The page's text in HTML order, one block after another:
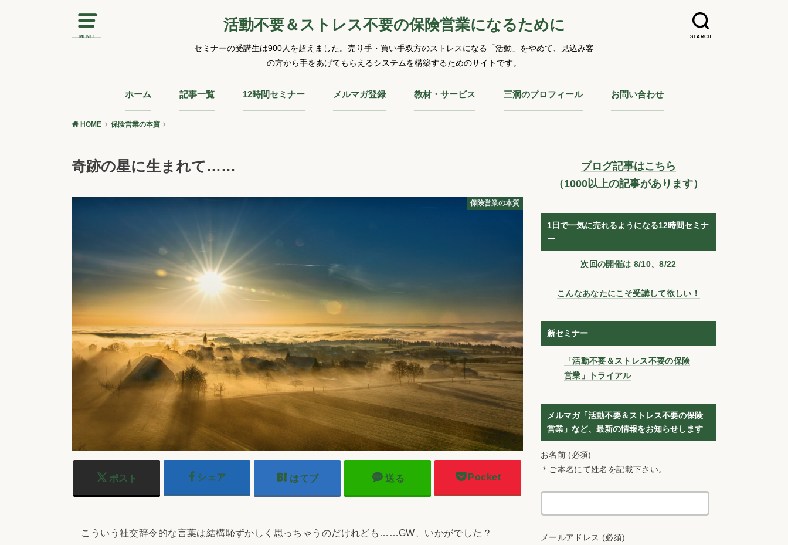
MENU SEARCH
活動不要＆ストレス不要の保険営業になるために
セミナーの受講生は900人を超えました。売り手・買い手双方のストレスになる「活動」をやめて、見込み客
の方から手をあげてもらえるシステムを構築するためのサイトです。
ホーム 記事一覧 12時間セミナー メルマガ登録 教材・サービス 三洞のプロフィール お問い合わせ
HOME 保険営業の本質
奇跡の星に生まれて……
保険営業の本質
ポスト シェア はてブ 送る Pocket
こういう社交辞令的な言葉は結構恥ずかしく思っちゃうのだけれども……GW、いかがでした？
ブログ記事はこちら
（1000以上の記事があります）
1日で一気に売れるようになる12時間セミナ
ー
次回の開催は 8/10、8/22
こんなあなたにこそ受講して欲しい！
新セミナー
「活動不要＆ストレス不要の保険
営業」トライアル
メルマガ「活動不要＆ストレス不要の保険
営業」など、最新の情報をお知らせします
お名前 (必須)
＊ご本名にて姓名を記載下さい。
メールアドレス (必須)